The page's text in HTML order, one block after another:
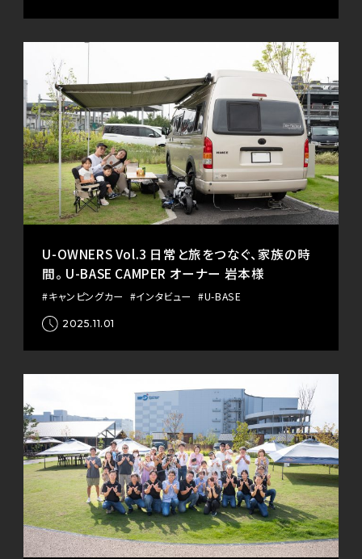
U-OWNERS Vol.3 日常と旅をつなぐ、家族の時
間。 U-BASE CAMPER オーナー 岩本様
#キャンピングカー #インタビュー #U-BASE
2025.11.01